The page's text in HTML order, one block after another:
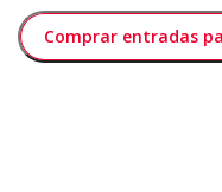
Comprar entradas